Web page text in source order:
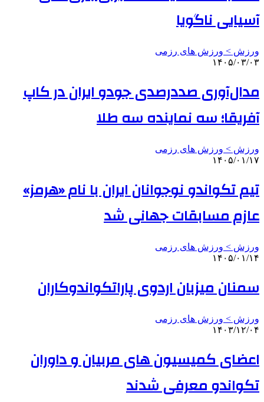
آسیایی ناگویا
ورزش > ورزش های رزمی
۱۴۰۵/۰۳/۰۳
مدال‌آوری صددرصدی جودو ایران در کاپ
آفریقا؛ سه نماینده سه طلا
ورزش > ورزش های رزمی
۱۴۰۵/۰۱/۱۷
تیم تکواندو نوجوانان ایران با نام «هرمز»
عازم مسابقات جهانی شد
ورزش > ورزش های رزمی
۱۴۰۵/۰۱/۱۴
سمنان میزبان اردوی پاراتکواندوکاران
ورزش > ورزش های رزمی
۱۴۰۳/۱۲/۰۴
اعضای کمیسیون های مربیان و داوران
تکواندو معرفی شدند